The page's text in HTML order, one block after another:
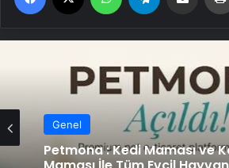
Genel
Petmona : Kedi Maması ve